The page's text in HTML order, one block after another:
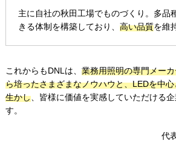
主に自社の秋田工場でものづくり。多品
きる体制を構築しており、 高い品質を維
これからもDNLは、 業務用照明の専門メー
ら培ったさまざまなノウハウと、LEDを中
生かし、皆様に価値を実感していただける
す。
代